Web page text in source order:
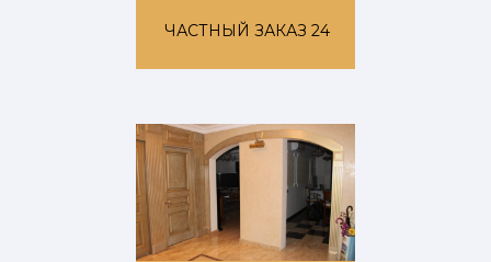
ЧАСТНЫЙ ЗАКАЗ 24